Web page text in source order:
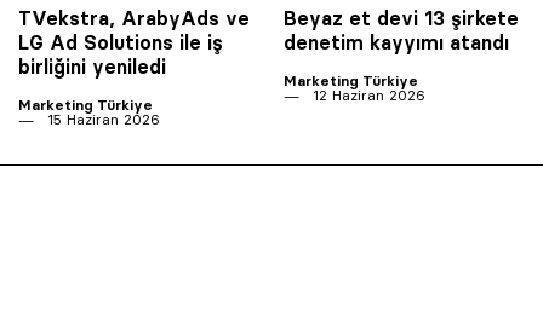
TVekstra, ArabyAds ve
LG Ad Solutions ile iş
birliğini yeniledi
Marketing Türkiye
15 Haziran 2026
Beyaz et devi 13 şirkete
denetim kayyımı atandı
Marketing Türkiye
12 Haziran 2026